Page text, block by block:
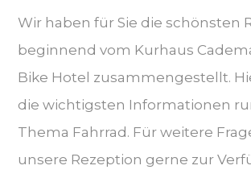
Wir haben für Sie die schönsten
beginnend vom Kurhaus
Bike Hotel zusammengestellt.
die wichtigsten Informationen
Thema Fahrrad. Für weitere
unsere Rezeption gerne zur